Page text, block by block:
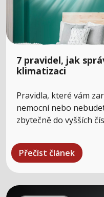
7 pravidel, jak
klimatizaci
Pravidla, které vám
nemocní nebo
zbytečně do vyšších
Přečíst článek